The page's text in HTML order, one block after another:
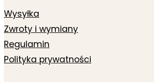
Wysyłka
Zwroty i wymiany
Regulamin
Polityka prywatności